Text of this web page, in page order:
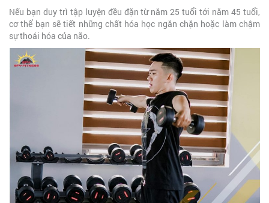
Nếu bạn duy trì tập luyện đều đặn từ năm 25 tuổi tới năm 45 tuổi,
cơ thể bạn sẽ tiết những chất hóa học ngăn chặn hoặc làm chậm
sự thoái hóa của não.